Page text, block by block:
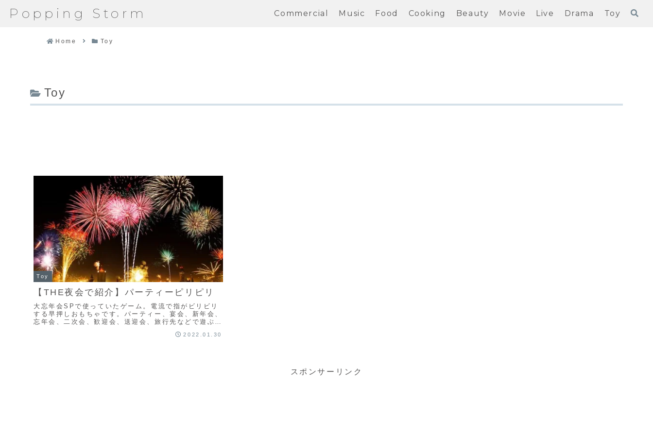
Popping Storm Commercial Music Food Cooking Beauty Movie Live Drama Toy
Home Toy
Toy
Toy
【THE夜会で紹介】パーティーピリピリ
大忘年会SPで使っていたゲーム。電流で指がビリビリ
する早押しおもちゃです。パーティー、宴会、新年会、
忘年会、二次会、歓迎会、送迎会、旅行先などで遊ぶと
2022.01.30
スポンサーリンク